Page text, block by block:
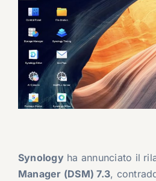
Synologyha annunciato il
Manager (DSM) 7.3,